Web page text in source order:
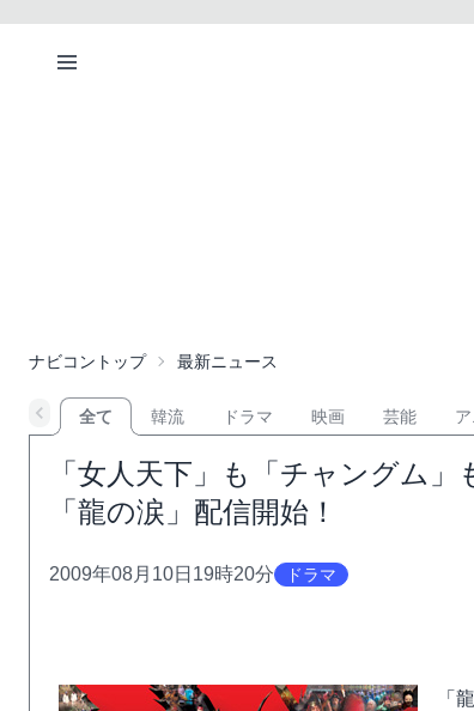
ナビコントップ 最新ニュース
全て 韓流 ドラマ 映画 芸能
「女人天下」も「チャングム
「龍の涙」配信開始！
2009年08月10日19時20分 ドラマ
「